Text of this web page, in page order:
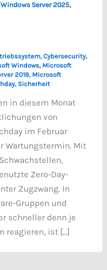
Server 2025,
, Cybersecurity,
Windows, Microsoft
2019, Microsoft
, Sicherheit
in diesem Monat
von
im Februar
Wartungstermin. Mit
Zero-Day-
Zugzwang. In
Gruppen und
schneller denn je
reagieren, ist […]